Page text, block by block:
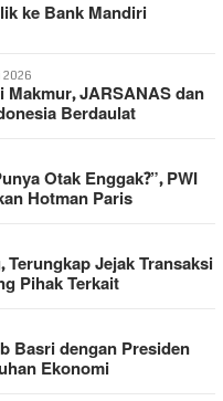
ke Bank Mandiri
2026
JARSANAS dan
Berdaulat
Otak Enggak?”, PWI
Hotman Paris
Jejak Transaksi
Pihak Terkait
Basri dengan Presiden
Ekonomi